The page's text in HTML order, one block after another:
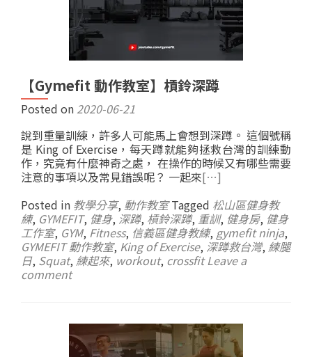
【Gymefit 動作教室】槓鈴深蹲
Posted on 2020-06-21
說到重量訓練，許多人可能馬上會想到深蹲。 這個號稱
是 King of Exercise，每天蹲就能夠拯救台灣的訓練動
作，究竟有什麼神奇之處， 在操作的時候又有哪些需要
注意的事項以及常見錯誤呢？ 一起來[…]
Posted in 教學分享, 動作教室 Tagged 松山區健身教
練, GYMEFIT, 健身, 深蹲, 槓鈴深蹲, 重訓, 健身房, 健身
工作室, GYM, Fitness, 信義區健身教練, gymefit ninja,
GYMEFIT 動作教室, King of Exercise, 深蹲救台灣, 練腿
日, Squat, 練起來, workout, crossfit Leave a
comment